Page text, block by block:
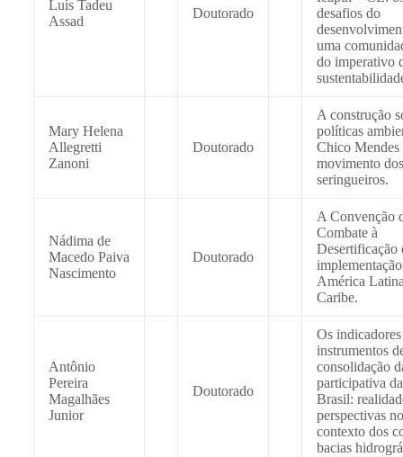
Luís Tadeu
Assad
Doutorado
desafios do
uma
do imperativo
Mary Helena
Allegretti
Zanoni
Doutorado
A construção
políticas
Chico Mendes
movimento dos
seringueiros.
Nádima de
Macedo Paiva
Nascimento
Doutorado
A Convenção
Combate à
Desertificação
América
Caribe.
Antônio
Pereira
Magalhães
Junior
Doutorado
Os
instrumentos
consolidação
participativa
Brasil:
perspectivas no
contexto dos
bacias